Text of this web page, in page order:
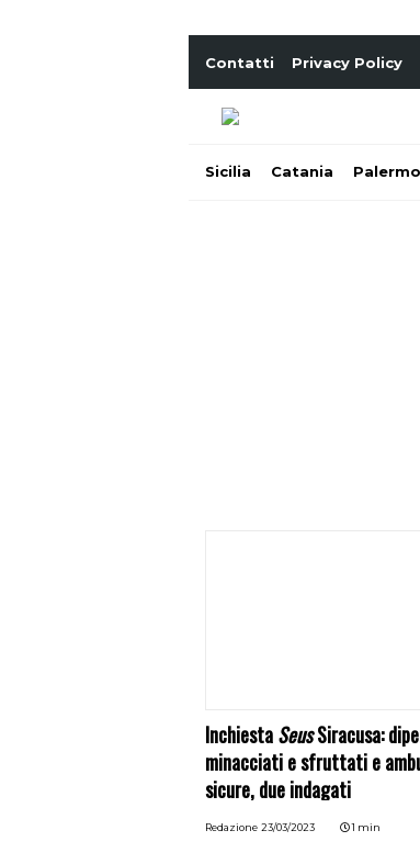
Contatti Privacy Policy
Sicilia Catania Palermo
InchiestaSeusSiracusa:
minacciati e sfruttati e
sicure, due indagati
Redazione 23/03/2023 1 min